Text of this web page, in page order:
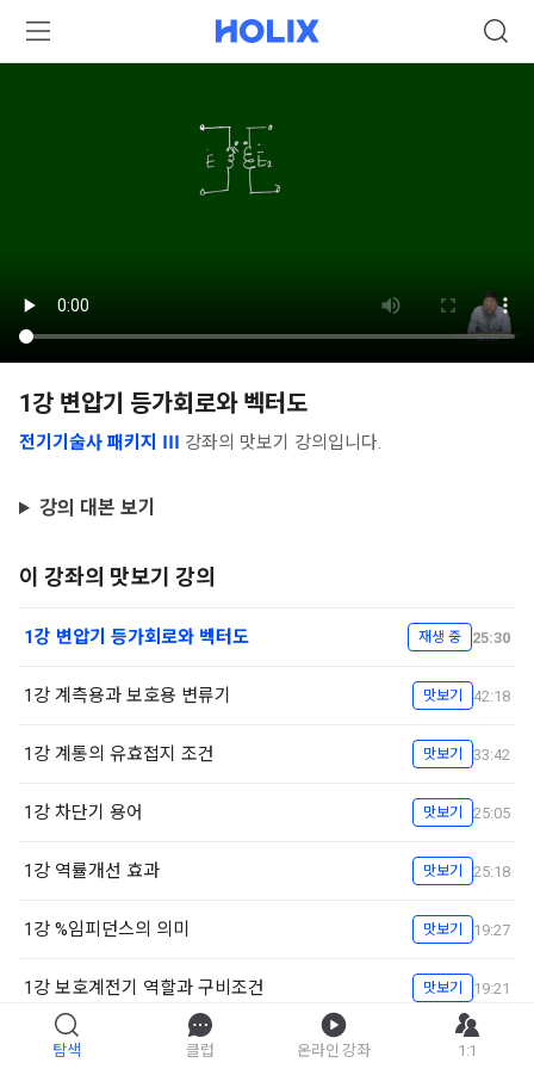
1강 변압기 등가회로와 벡터도
전기기술사 패키지 Ⅲ 강좌의 맛보기 강의입니다.
강의 대본 보기
이 강좌의 맛보기 강의
1강 변압기 등가회로와 벡터도 재생 중 25:30
1강 계측용과 보호용 변류기 맛보기 42:18
1강 계통의 유효접지 조건 맛보기 33:42
1강 차단기 용어 맛보기 25:05
1강 역률개선 효과 맛보기 25:18
1강 %임피던스의 의미 맛보기 19:27
1강 보호계전기 역할과 구비조건 맛보기 19:21
1강 신재생에너지 종류 맛보기 12:11
탐색 클럽 온라인 강좌 1:1